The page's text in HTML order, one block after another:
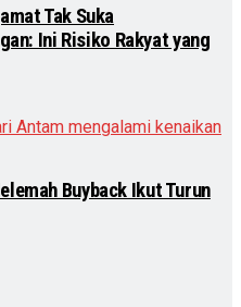
Tak Suka
Ini Risiko Rakyat yang
Buyback Ikut Turun